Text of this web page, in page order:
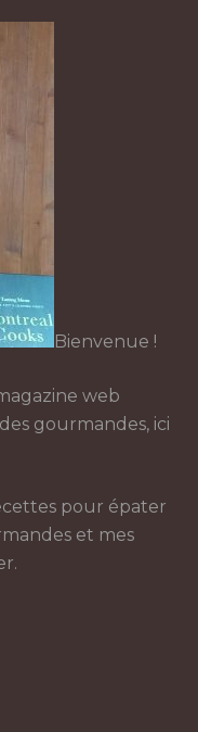
Bienvenue !
web
gourmandes, ici
pour épater
et mes